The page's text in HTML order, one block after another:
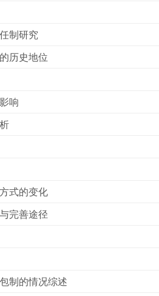
制研究
历史地位
响
式的变化
完善途径
制的情况综述